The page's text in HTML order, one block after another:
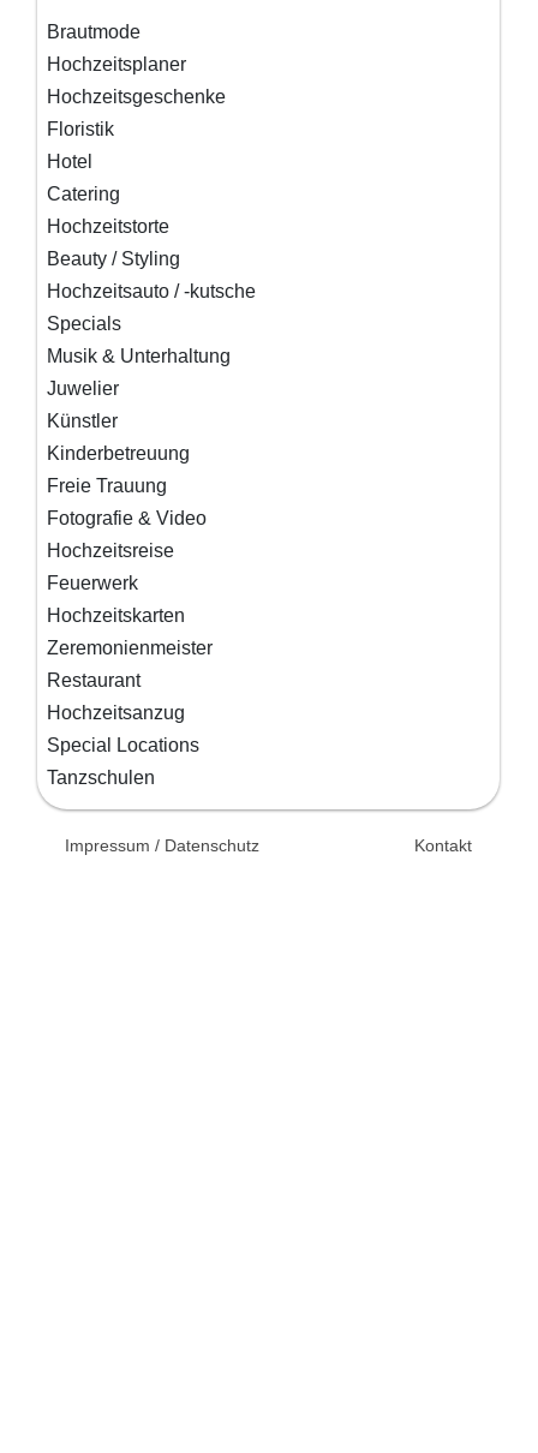
Brautmode
Hochzeitsplaner
Hochzeitsgeschenke
Floristik
Hotel
Catering
Hochzeitstorte
Beauty / Styling
Hochzeitsauto / -kutsche
Specials
Musik & Unterhaltung
Juwelier
Künstler
Kinderbetreuung
Freie Trauung
Fotografie & Video
Hochzeitsreise
Feuerwerk
Hochzeitskarten
Zeremonienmeister
Restaurant
Hochzeitsanzug
Special Locations
Tanzschulen
Impressum / Datenschutz Kontakt
© 2026 Unsertag.de - Ihr